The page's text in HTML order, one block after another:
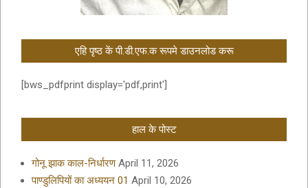
एहि पृष्ठ कें पी.डी.एफ.क रूपमे डाउनलोड करू
[bws_pdfprint display='pdf,print']
हाल के पोस्ट
गोनू झाक काल-निर्धारण April 11, 2026
पाण्डुलिपियों का अध्ययन 01 April 10, 2026